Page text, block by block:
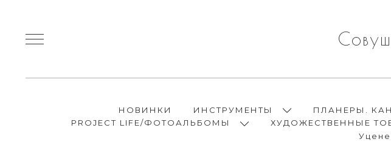
НОВИНКИ ИНСТРУМЕНТЫ ПЛАНЕРЫ.
PROJECT LIFE/ФОТОАЛЬБОМЫ
ХУДОЖЕСТВЕННЫЕ